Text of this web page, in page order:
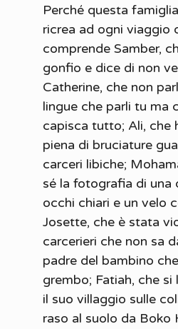
Perché questa
ricrea ad ogni viaggio
comprende Samber,
gonfio e dice di non
Catherine, che non
lingue che parli tu ma
capisca tutto; Ali, che
piena di bruciature
carceri libiche;
sé la fotografia di una
occhi chiari e un velo
Josette, che è stata
carcerieri che non sa
padre del bambino
grembo; Fatiah, che si
il suo villaggio sulle
raso al suolo da Boko